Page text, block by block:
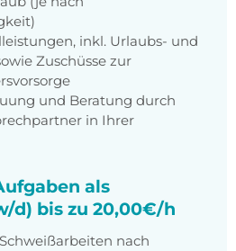
inkl. Urlaubs- und
Zuschüsse zur
und Beratung durch
in Ihrer
als
d) bis zu 20,00€/h
nach